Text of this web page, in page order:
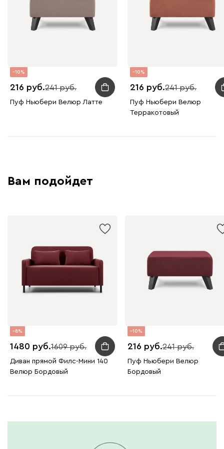
10
216 241
Пуф Ньюбери Велюр Латте
10
216 241
Пуф Ньюбери Велюр
Терракотовый
Вам подойдет
8
1480 1609
Диван прямой Филс-Мини 140
Велюр Бордовый
10
216 241
Пуф Ньюбери Велюр
Бордовый